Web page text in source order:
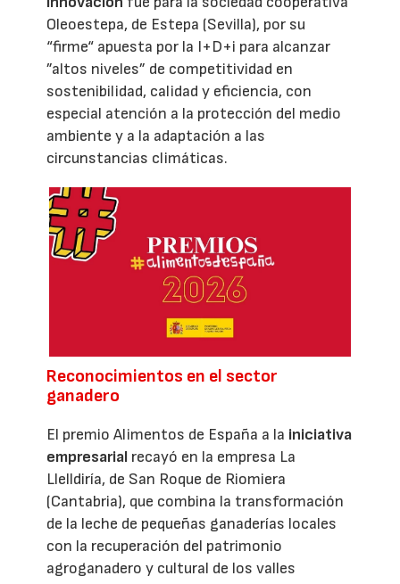
Oleoestepa, de Estepa (Sevilla), por su
“firme“ apuesta por la I+D+i para alcanzar
”altos niveles” de competitividad en
sostenibilidad, calidad y eficiencia, con
especial atención a la protección del medio
ambiente y a la adaptación a las
circunstancias climáticas.
Reconocimientos en el sector
ganadero
El premio Alimentos de España a la iniciativa
empresarial recayó en la empresa La
Llelldiría, de San Roque de Riomiera
(Cantabria), que combina la transformación
de la leche de pequeñas ganaderías locales
con la recuperación del patrimonio
agroganadero y cultural de los valles